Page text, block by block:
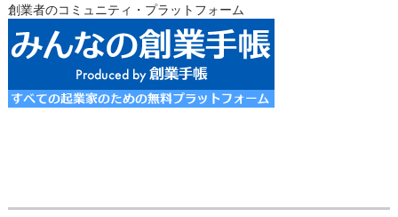
創業者のコミュニティ・プラットフォーム